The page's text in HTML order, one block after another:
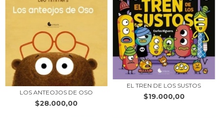
LOS ANTEOJOS DE OSO
$28.000,00
EL TREN DE LOS SUSTOS
$19.000,00